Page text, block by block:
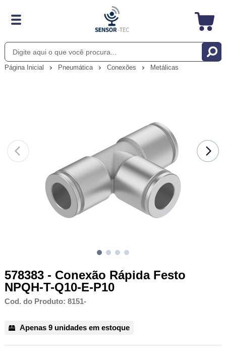
Página Inicial Pneumática Conexões Metálicas
578383 - Conexão Rápida Festo
NPQH-T-Q10-E-P10
Cod. do Produto: 8151-
Apenas 9 unidades em estoque